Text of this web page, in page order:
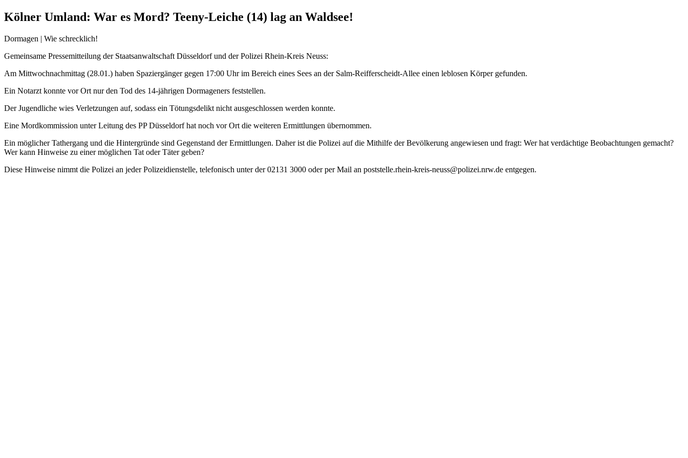
Kölner Umland: War es Mord? Teeny-Leiche (14) lag an Waldsee!
Dormagen | Wie schrecklich!
Gemeinsame Pressemitteilung der Staatsanwaltschaft Düsseldorf und der Polizei Rhein-Kreis Neuss:
Am Mittwochnachmittag (28.01.) haben Spaziergänger gegen 17:00 Uhr im Bereich eines Sees an der Salm-Reifferscheidt-Allee einen leblosen Körper gefunden.
Ein Notarzt konnte vor Ort nur den Tod des 14-jährigen Dormageners feststellen.
Der Jugendliche wies Verletzungen auf, sodass ein Tötungsdelikt nicht ausgeschlossen werden konnte.
Eine Mordkommission unter Leitung des PP Düsseldorf hat noch vor Ort die weiteren Ermittlungen übernommen.
Ein möglicher Tathergang und die Hintergründe sind Gegenstand der Ermittlungen. Daher ist die Polizei auf die Mithilfe der Bevölkerung angewiesen und fragt: Wer hat verdächtige Beobachtungen gemacht?
Wer kann Hinweise zu einer möglichen Tat oder Täter geben?
Diese Hinweise nimmt die Polizei an jeder Polizeidienstelle, telefonisch unter der 02131 3000 oder per Mail an poststelle.rhein-kreis-neuss@polizei.nrw.de entgegen.